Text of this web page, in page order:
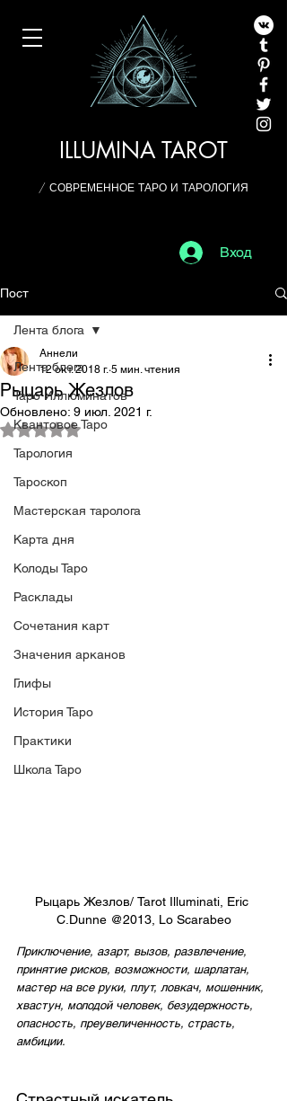
ILLUMINA TAROT
/ СОВРЕМЕННОЕ ТАРО И ТАРОЛОГИЯ
Вход
Пост
Лента блога
Таро Иллюминатов
Квантовое Таро
Тарология
Тароскоп
Мастерская таролога
Карта дня
Колоды Таро
Расклады
Сочетания карт
Значения арканов
Глифы
История Таро
Практики
Школа Таро
Лента блога
Рыцарь Жезлов
Аннели
12 окт. 2018 г. 5 мин. чтения
Обновлено: 9 июл. 2021 г.
Оценка: не число из 5 звезд.
Рыцарь Жезлов/ Tarot Illuminati, Eric
C.Dunne @2013, Lo Scarabeo
Приключение, азарт, вызов, развлечение,
принятие рисков, возможности, шарлатан,
мастер на все руки, плут, ловкач, мошенник,
хвастун, молодой человек, безудержность,
опасность, преувеличенность, страсть,
амбиции.